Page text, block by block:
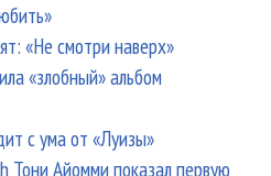
«Не смотри наверх»
«злобный» альбом
с ума от «Луизы»
Тони Айомми показал первую